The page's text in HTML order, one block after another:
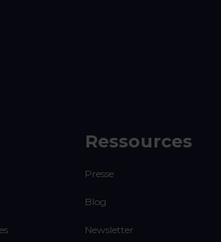
Ressources
Presse
Blog
Newsletter